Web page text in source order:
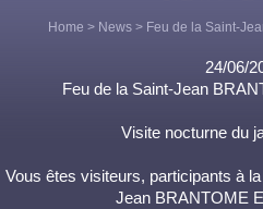
Home > News> Feu de la Saint-
24/06/
Feu de la Saint-Jean
Visite nocturne du
Vous êtes visiteurs, participants à
Jean BRANTOME